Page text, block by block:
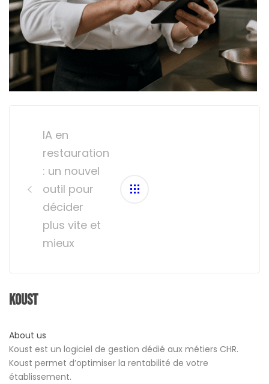
navigation
IA en
restauration
: un nouvel
outil pour
décider
plus vite et
mieux
Koust
About us
Koust est un logiciel de gestion dédié aux métiers CHR.
Koust permet d’optimiser la rentabilité de votre
établissement.